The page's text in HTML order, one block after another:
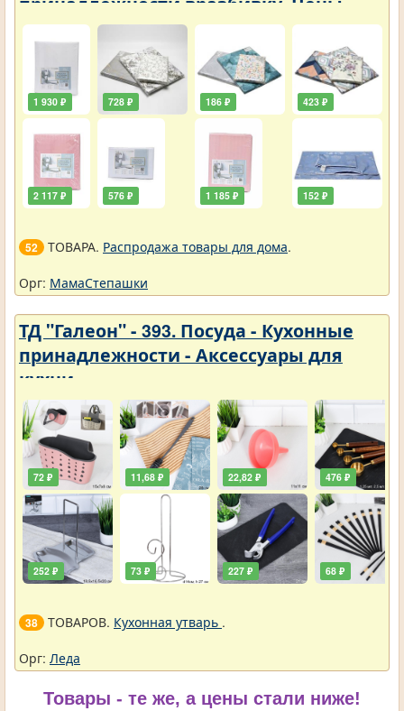
упали
1 930 ₽
2 117 ₽
728 ₽
576 ₽
186 ₽
1 185 ₽
423 ₽
152 ₽
52 ТОВАРА. Распродажа товары для дома.
Орг: МамаСтепашки
ТД "Галеон" - 393. Посуда - Кухонные
принадлежности - Аксессуары для
кухни
72 ₽
252 ₽
11,68 ₽
73 ₽
22,82 ₽
227 ₽
476 ₽
68 ₽
38 ТОВАРОВ. Кухонная утварь .
Орг: Леда
Товары - те же, а цены стали ниже!